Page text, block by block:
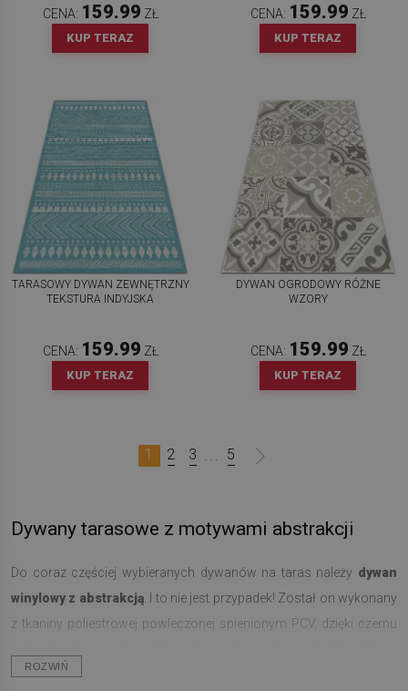
CENA: 159.99 ZŁ
KUP TERAZ
CENA: 159.99 ZŁ
KUP TERAZ
TARASOWY DYWAN ZEWNĘTRZNY
TEKSTURA INDYJSKA
CENA: 159.99 ZŁ
KUP TERAZ
DYWAN OGRODOWY RÓŻNE
WZORY
CENA: 159.99 ZŁ
KUP TERAZ
1 2 3 ... 5
Dywany tarasowe z motywami abstrakcji
Do coraz częściej wybieranych dywanów na taras należy dywan
winylowy z abstrakcją. I to nie jest przypadek! Został on wykonany
z tkaniny poliestrowej powleczonej spienionym PCV, dzięki czemu
bardzo łatwo utrzymać go w czystości. Warto dodać, że dywany
ROZWIŃ